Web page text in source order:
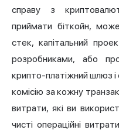
справу з
приймати біткойн,
стек, капітальний
розробниками, або
крипто-платіжний шлюз
комісію за кожну
витрати, які ви
чисті операційні